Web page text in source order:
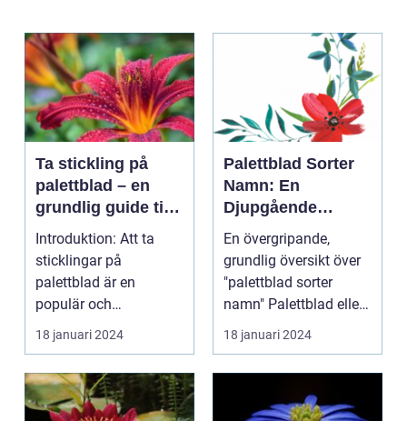
Ta stickling på
palettblad – en
grundlig guide till
framgångsrik
förökning
Introduktion: Att ta
sticklingar på
palettblad är en
populär och
spännande metod för
att föröka och...
18 januari 2024
Palettblad Sorter
Namn: En
Djupgående
Översikt
En övergripande,
grundlig översikt över
"palettblad sorter
namn" Palettblad eller
Coleus är en popu...
18 januari 2024